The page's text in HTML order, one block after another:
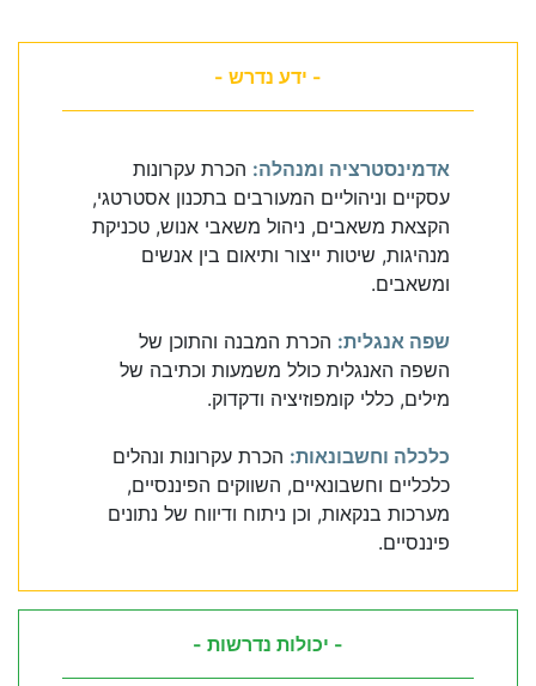
- ידע נדרש -
אדמינסטרציה ומנהלה: הכרת עקרונות
עסקיים וניהוליים המעורבים בתכנון אסטרטגי,
הקצאת משאבים, ניהול משאבי אנוש, טכניקת
מנהיגות, שיטות ייצור ותיאום בין אנשים
ומשאבים.
שפה אנגלית: הכרת המבנה והתוכן של
השפה האנגלית כולל משמעות וכתיבה של
מילים, כללי קומפוזיציה ודקדוק.
כלכלה וחשבונאות: הכרת עקרונות ונהלים
כלכליים וחשבונאיים, השווקים הפיננסיים,
מערכות בנקאות, וכן ניתוח ודיווח של נתונים
פיננסיים.
- יכולות נדרשות -